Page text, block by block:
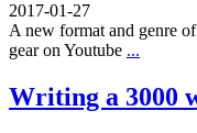
2017-01-27
A new format and genre
gear on Youtube ...
Writing a 3000